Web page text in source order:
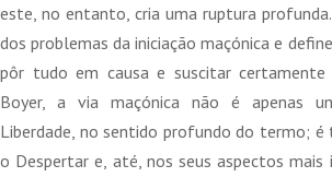
este, no entanto, cria uma ruptura
dos problemas da iniciação maçónica e
pôr tudo em causa e suscitar certamente
Boyer, a via maçónica não é apenas
Liberdade, no sentido profundo do termo; é
o Despertar e, até, nos seus aspectos mais